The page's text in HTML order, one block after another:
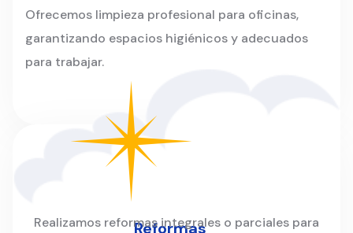
Ofrecemos limpieza profesional para oficinas,
garantizando espacios higiénicos y adecuados
para trabajar.
Reformas
Realizamos reformas integrales o parciales para